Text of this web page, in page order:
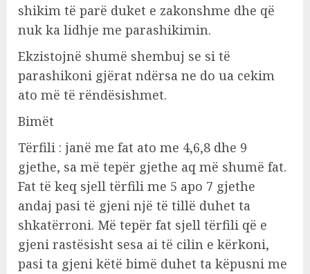
shikim të parë duket e zakonshme dhe që
nuk ka lidhje me parashikimin.
Ekzistojnë shumë shembuj se si të
parashikoni gjërat ndërsa ne do ua cekim
ato më të rëndësishmet.
Bimët
Tërfili : janë me fat ato me 4,6,8 dhe 9
gjethe, sa më tepër gjethe aq më shumë fat.
Fat të keq sjell tërfili me 5 apo 7 gjethe
andaj pasi të gjeni një të tillë duhet ta
shkatërroni. Më tepër fat sjell tërfili që e
gjeni rastësisht sesa ai të cilin e kërkoni,
pasi ta gjeni këtë bimë duhet ta këpusni me